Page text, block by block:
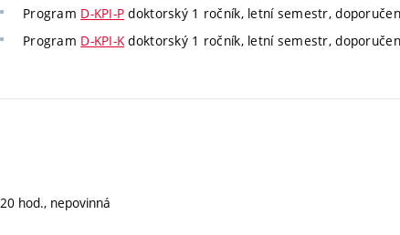
Program D-KPI-P doktorský 1 ročník, letní semestr,
Program D-KPI-Kdoktorský 1 ročník, letní semestr,
20 hod., nepovinná